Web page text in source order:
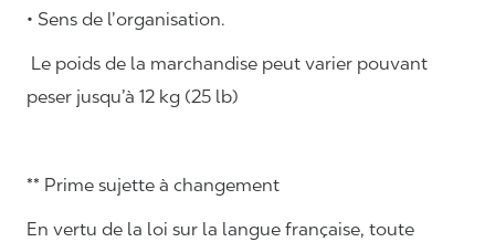
• Sens de l’organisation.
Le poids de la marchandise peut varier pouvant
peser jusqu’à 12 kg (25 lb)
** Prime sujette à changement
En vertu de la loi sur la langue française, toute